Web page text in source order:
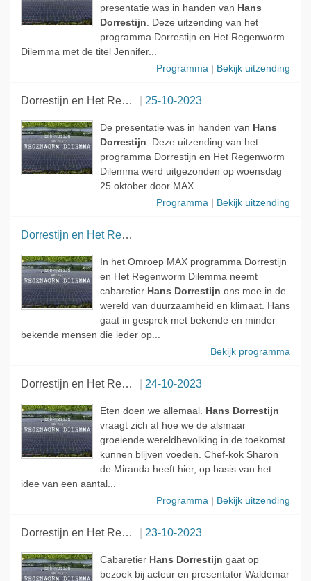
presentatie was in handen van Hans
Dorrestijn. Deze uitzending van het
programma Dorrestijn en Het Regenworm
Dilemma met de titel Jennifer...
Programma
Bekijk uitzending
Dorrestijn en Het Regenworm Dilemma 25-10-2023
De presentatie was in handen van Hans
Dorrestijn. Deze uitzending van het
programma Dorrestijn en Het Regenworm
Dilemma werd uitgezonden op woensdag
25 oktober door MAX.
Programma
Bekijk uitzending
Dorrestijn en Het Regenworm Dilemma
In het Omroep MAX programma Dorrestijn
en Het Regenworm Dilemma neemt
cabaretier Hans Dorrestijn ons mee in de
wereld van duurzaamheid en klimaat. Hans
gaat in gesprek met bekende en minder
bekende mensen die ieder op...
Bekijk programma
Dorrestijn en Het Regenworm Dilemma 24-10-2023
Eten doen we allemaal. Hans Dorrestijn
vraagt zich af hoe we de alsmaar
groeiende wereldbevolking in de toekomst
kunnen blijven voeden. Chef-kok Sharon
de Miranda heeft hier, op basis van het
idee van een aantal...
Programma
Bekijk uitzending
Dorrestijn en Het Regenworm Dilemma 23-10-2023
Cabaretier Hans Dorrestijn gaat op
bezoek bij acteur en presentator Waldemar